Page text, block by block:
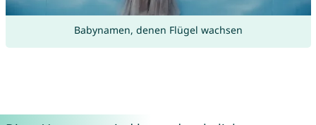
Babynamen, denen Flügel wachsen